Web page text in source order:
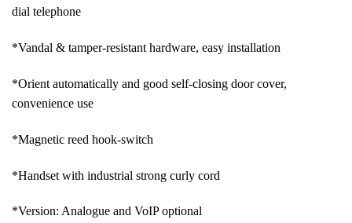
dial telephone
*Vandal & tamper-resistant hardware, easy installation
*Orient automatically and good self-closing door cover,
convenience use
*Magnetic reed hook-switch
*Handset with industrial strong curly cord
*Version: Analogue and VoIP optional